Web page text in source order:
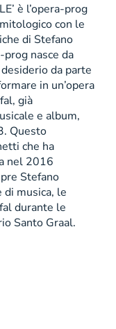
è l’opera-prog
con le
di Stefano
prog nasce da
da parte
in un’opera
già
e album,
Questo
che ha
nel 2016
Stefano
di musica, le
durante le
Santo Graal.